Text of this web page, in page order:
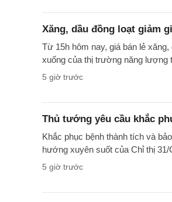
Xăng, dầu đồng loạt giảm
Từ 15h hôm nay, giá bán lẻ
xuống của thị trường năng lượng
5 giờ trước
Thủ tướng yêu cầu khắc
Khắc phục bệnh thành tích và
hướng xuyên suốt của Chỉ thị 31/
5 giờ trước